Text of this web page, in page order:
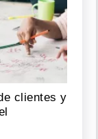
clientes y